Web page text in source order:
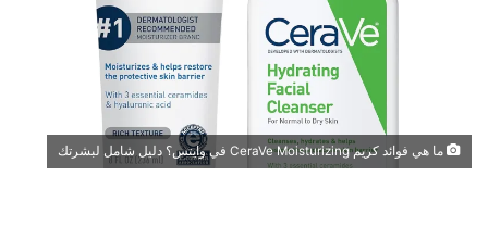
ما هي فوائد كريم CeraVe Moisturizing في وايتس؟ دليل شامل لبشرتك